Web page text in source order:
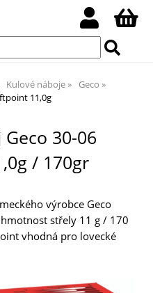
Kulové náboje
Geco
11,0g
30-06
/ 170gr
výrobce Geco
střely 11 g / 170
vhodná pro lovecké